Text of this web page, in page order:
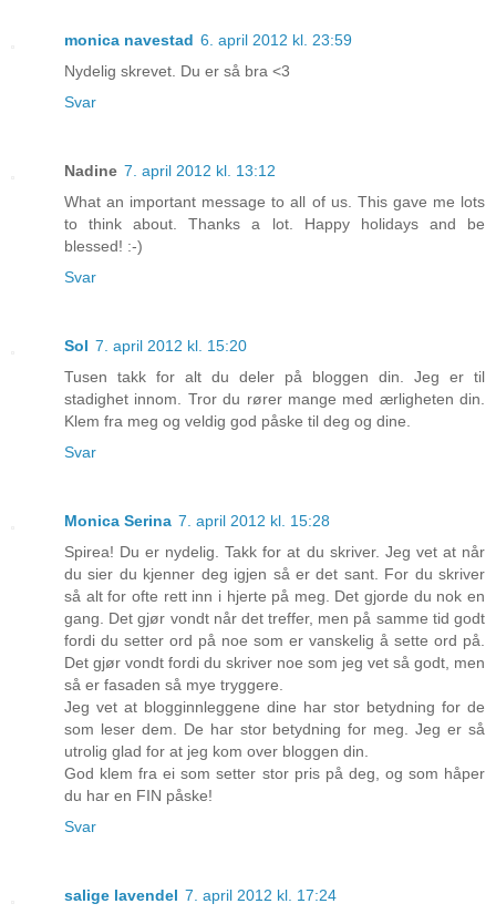
monica navestad 6. april 2012 kl. 23:59
Nydelig skrevet. Du er så bra <3
Svar
Nadine 7. april 2012 kl. 13:12
What an important message to all of us. This gave me lots
to think about. Thanks a lot. Happy holidays and be
blessed! :-)
Svar
Sol 7. april 2012 kl. 15:20
Tusen takk for alt du deler på bloggen din. Jeg er til
stadighet innom. Tror du rører mange med ærligheten din.
Klem fra meg og veldig god påske til deg og dine.
Svar
Monica Serina 7. april 2012 kl. 15:28
Spirea! Du er nydelig. Takk for at du skriver. Jeg vet at når
du sier du kjenner deg igjen så er det sant. For du skriver
så alt for ofte rett inn i hjerte på meg. Det gjorde du nok en
gang. Det gjør vondt når det treffer, men på samme tid godt
fordi du setter ord på noe som er vanskelig å sette ord på.
Det gjør vondt fordi du skriver noe som jeg vet så godt, men
så er fasaden så mye tryggere.
Jeg vet at blogginnleggene dine har stor betydning for de
som leser dem. De har stor betydning for meg. Jeg er så
utrolig glad for at jeg kom over bloggen din.
God klem fra ei som setter stor pris på deg, og som håper
du har en FIN påske!
Svar
salige lavendel 7. april 2012 kl. 17:24